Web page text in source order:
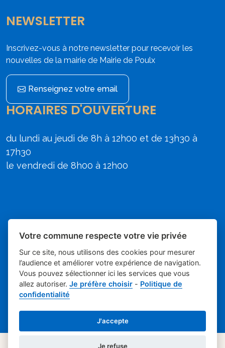
NEWSLETTER
Inscrivez-vous à notre newsletter pour recevoir les
nouvelles de la mairie de Mairie de Poulx
Renseignez votre email
HORAIRES D'OUVERTURE
du lundi au jeudi de 8h à 12h00 et de 13h30 à
17h30
le vendredi de 8h00 à 12h00
Place du village la solution web et
appli des collectivités
- Mairie de
Mentions légales-- Gestion des cookies
Votre commune respecte votre vie privée
Sur ce site, nous utilisons des cookies pour mesurer
l’audience et améliorer votre expérience de navigation.
Vous pouvez sélectionner ici les services que vous
allez autoriser.Je préfère choisir - Politique de
confidentialité
J'accepte
Je refuse